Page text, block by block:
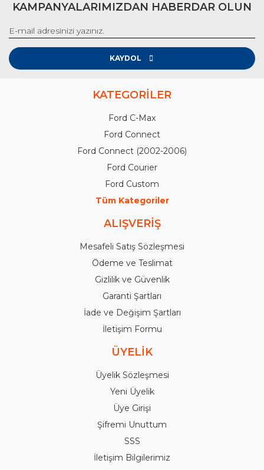
KAMPANYALARIMIZDAN HABERDAR OLUN
KAYDOL
KATEGORİLER
Ford C-Max
Ford Connect
Ford Connect (2002-2006)
Ford Courier
Ford Custom
Tüm Kategoriler
ALIŞVERİŞ
Mesafeli Satış Sözleşmesi
Ödeme ve Teslimat
Gizlilik ve Güvenlik
Garanti Şartları
İade ve Değişim Şartları
İletişim Formu
ÜYELİK
Üyelik Sözleşmesi
Yeni Üyelik
Üye Girişi
Şifremi Unuttum
SSS
İletişim Bilgilerimiz